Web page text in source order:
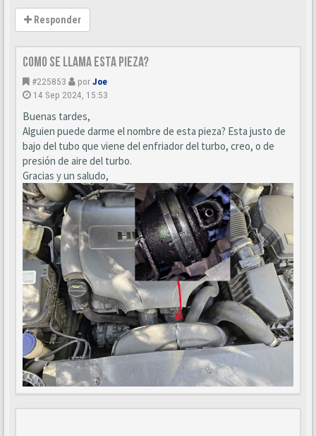
Responder
Como se llama esta pieza?
#225853 porJoe
14 Sep 2024, 15:53
Buenas tardes,
Alguien puede darme el nombre de esta pieza? Esta justo de
bajo del tubo que viene del enfriador del turbo, creo, o de
presión de aire del turbo.
Gracias y un saludo,